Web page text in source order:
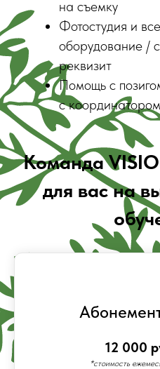
для вас на выбор 3
обучения:
12 000
*стоимость